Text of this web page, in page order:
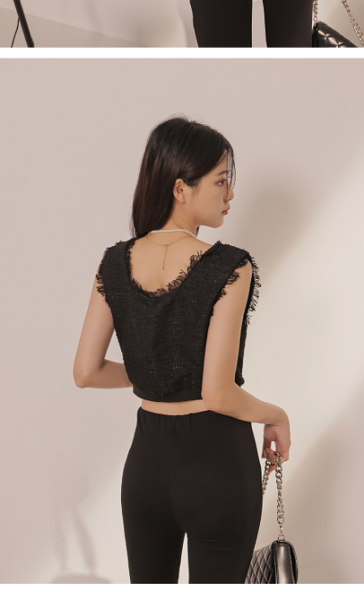
anda (termasuk nama, telefon atau alamat) kepada Taiwan Mobile untuk
pengumpulan, pemprosesan dan penggunaan, untuk pengesahan,
semakan dan pembetulan data yang diperlukan untuk bil ansuran oleh
Taiwan Mobile.